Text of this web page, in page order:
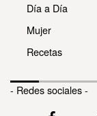
Día a Día
Mujer
Recetas
- Redes sociales -